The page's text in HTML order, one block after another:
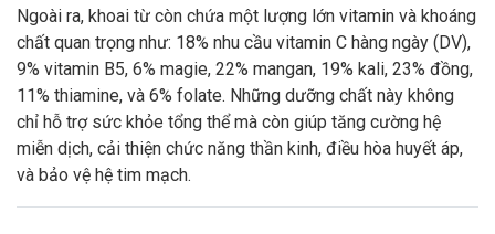
Ngoài ra, khoai từ còn chứa một lượng lớn vitamin và khoáng
chất quan trọng như: 18% nhu cầu vitamin C hàng ngày (DV),
9% vitamin B5, 6% magie, 22% mangan, 19% kali, 23% đồng,
11% thiamine, và 6% folate. Những dưỡng chất này không
chỉ hỗ trợ sức khỏe tổng thể mà còn giúp tăng cường hệ
miễn dịch, cải thiện chức năng thần kinh, điều hòa huyết áp,
và bảo vệ hệ tim mạch.